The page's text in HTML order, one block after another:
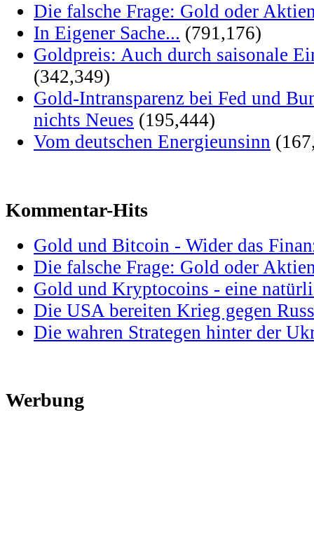
Die falsche Frage: Gold oder
In Eigener Sache... (791,176)
Goldpreis: Auch durch saisonale
(342,349)
Gold-Intransparenz bei Fed und
nichts Neues (195,444)
Vom deutschen Energieunsinn
Kommentar-Hits
Gold und Bitcoin - Wider das
Die falsche Frage: Gold oder
Gold und Kryptocoins - eine
Die USA bereiten Krieg gegen
Die wahren Strategen hinter der
Werbung